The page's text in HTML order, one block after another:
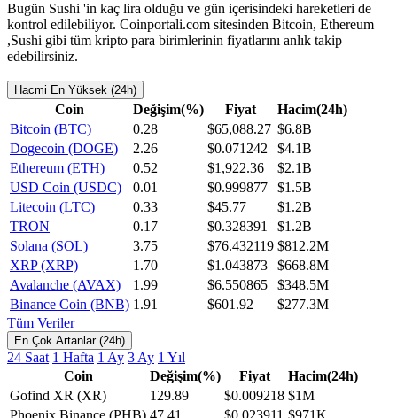
Bugün Sushi 'in kaç lira olduğu ve gün içerisindeki hareketleri de
kontrol edilebiliyor. Coinportali.com sitesinden Bitcoin, Ethereum
,Sushi gibi tüm kripto para birimlerinin fiyatlarını anlık takip
edebilirsiniz.
Hacmi En Yüksek (24h)
Coin Değişim(%) Fiyat
Hacim(24h)
Bitcoin (BTC)
0.28 $65,088.27 $6.8B
Dogecoin (DOGE)
2.26 $0.071242
$4.1B
Ethereum (ETH)
0.52 $1,922.36
$2.1B
USD Coin (USDC)
0.01 $0.999877
$1.5B
Litecoin (LTC)
0.33 $45.77
$1.2B
TRON
0.17 $0.328391
$1.2B
Solana (SOL)
3.75 $76.432119 $812.2M
XRP (XRP)
1.70 $1.043873
$668.8M
Avalanche (AVAX)
1.99 $6.550865
$348.5M
Binance Coin (BNB) 1.91 $601.92
$277.3M
Tüm Veriler
En Çok Artanlar (24h)
24 Saat 1 Hafta 1 Ay 3 Ay 1 Yıl
Coin
Değişim(%) Fiyat
Hacim(24h)
Gofind XR (XR)
129.89 $0.009218 $1M